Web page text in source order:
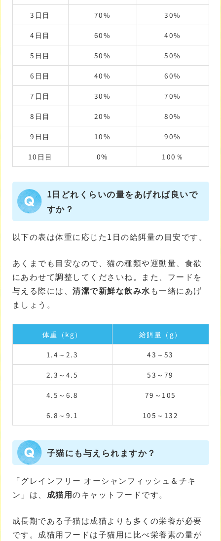
3日目 70% 30%
4日目 60% 40%
5日目 50% 50%
6日目 40% 60%
7日目 30% 70%
8日目 20% 80%
9日目 10% 90%
10日目 0% 100％
1日どれくらいの量をあげれば良いで
すか？
以下の表は体重に応じた1日の給餌量の目安です。
あくまでも目安なので、猫の種類や運動量、食欲
にあわせて調整してくださいね。また、フードを
与える際には、 清潔で新鮮な飲み水 も一緒にあげ
ましょう。
体重（kg） 給餌量（g）
1.4～2.3 43～53
2.3～4.5 53～79
4.5～6.8 79～105
6.8～9.1 105～132
子猫にも与えられますか？
「グレインフリー オーシャンフィッシュ＆チキ
ン」は、 成猫用のキャットフードです。
成長期である子猫は成猫よりも多くの栄養が必要
です。成猫用フードは子猫用に比べ栄養素の量が